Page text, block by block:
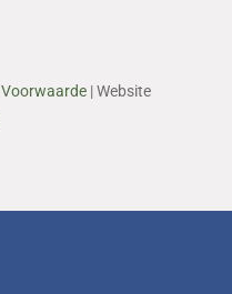
| Website